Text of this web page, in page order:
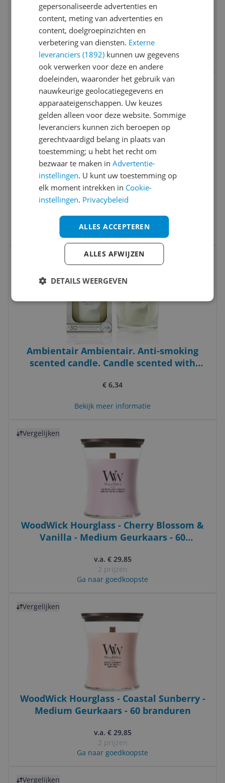
JANZEN Gift Set S Home & Body Black 22
v.a. € 24,95
8 prijzen
Ga naar goedkoopste
Vergelijken
WoodWick Hourglass Large Geurkaars -
Manuka Nectar - 130 branduren
Ga naar goedkoopste
Bekijk product
Ambientair Ambientair. Anti-smoking
scented candle. Candle scented with
an estimated duration of 30 hours. Enjoy
candle in a crystal glass.
€ 6,34
Bekijk meer informatie
Vergelijken
WoodWick Hourglass - Cherry Blossom &
Vanilla - Medium Geurkaars - 60
v.a. € 29,85
2 prijzen
Ga naar goedkoopste
Vergelijken
WoodWick Hourglass - Coastal Sunberry -
Medium Geurkaars - 60 branduren
v.a. € 29,85
2 prijzen
Ga naar goedkoopste
Vergelijken
gepersonaliseerde advertenties en
content, meting van advertenties en
content, doelgroepinzichten en
verbetering van diensten. Externe
leveranciers (1892) kunnen uw gegevens
ook verwerken voor deze en andere
doeleinden, waaronder het gebruik van
nauwkeurige geolocatiegegevens en
apparaateigenschappen. Uw keuzes
gelden alleen voor deze website. Sommige
leveranciers kunnen zich beroepen op
gerechtvaardigd belang in plaats van
toestemming; u hebt het recht om
bezwaar te maken inAdvertentie-
instellingen. U kunt uw toestemming op
elk moment intrekken in Cookie-
instellingen. Privacybeleid
ALLES ACCEPTEREN
ALLES AFWIJZEN
DETAILS WEERGEVEN